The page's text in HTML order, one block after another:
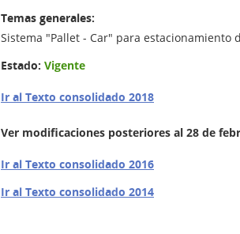
Temas generales:
Sistema "Pallet - Car" para estacionamiento
Estado: Vigente
Ir al Texto consolidado 2018
Ver modificaciones posteriores al 28 de
Ir al Texto consolidado 2016
Ir al Texto consolidado 2014